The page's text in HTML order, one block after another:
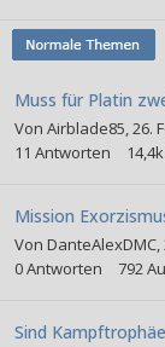
Muss für Platin
Von Airblade85,26.
11 Antworten 14,4k
Mission
Von DanteAlexDMC,
0Antworten 792
Sind